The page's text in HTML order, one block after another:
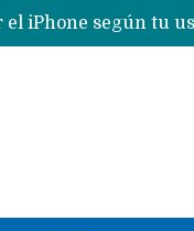
se llevaron datos